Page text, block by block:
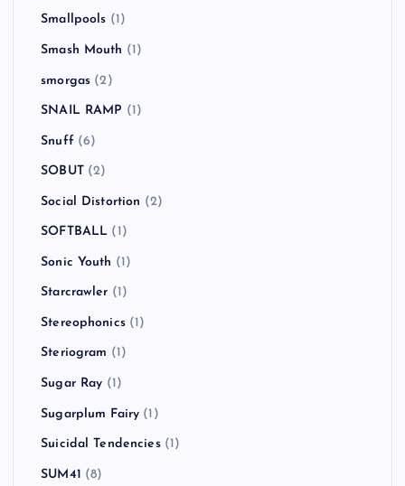
Smallpools (1)
Smash Mouth (1)
smorgas (2)
SNAIL RAMP (1)
Snuff (6)
SOBUT(2)
Social Distortion (2)
SOFTBALL (1)
Sonic Youth (1)
Starcrawler (1)
Stereophonics(1)
Steriogram (1)
Sugar Ray (1)
Sugarplum Fairy (1)
Suicidal Tendencies(1)
SUM41 (8)